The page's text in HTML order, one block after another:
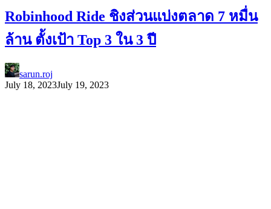
Robinhood Ride ชิงส่วนแบ่งตลาด 7 หมื่น
ล้าน ตั้งเป้า Top 3 ใน 3 ปี
sarun.roj
July 18, 2023July 19, 2023